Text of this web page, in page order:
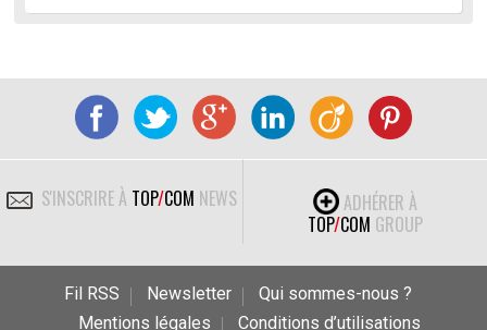
S'INSCRIRE À TOP/COM NEWS
ADHÉRER À
TOP/COM GROUP
Fil RSS Newsletter
Qui sommes-nous ?
Mentions légales
Conditions d’utilisations